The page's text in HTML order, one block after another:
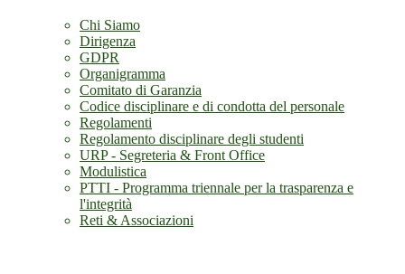
Chi Siamo
Dirigenza
GDPR
Organigramma
Comitato di Garanzia
Codice disciplinare e di condotta del personale
Regolamenti
Regolamento disciplinare degli studenti
URP - Segreteria & Front Office
Modulistica
PTTI - Programma triennale per la trasparenza e
l'integrità
Reti & Associazioni